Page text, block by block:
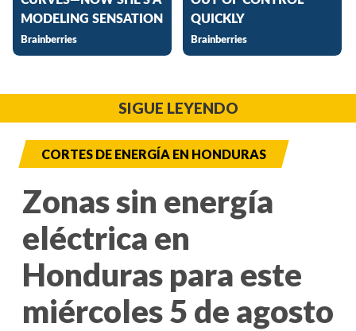
SIGUE LEYENDO
CORTES DE ENERGÍA EN HONDURAS
Zonas sin energía
eléctrica en
Honduras para este
miércoles 5 de agosto